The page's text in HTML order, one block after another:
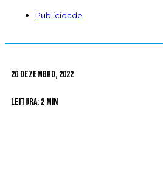
Publicidade
20 Dezembro, 2022
Leitura: 2 min